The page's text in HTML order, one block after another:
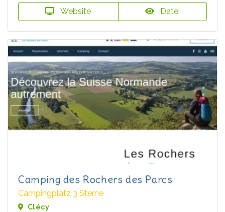
Website Datei
Camping des Rochers des Parcs
Campingplatz 3 Sterne
Clécy